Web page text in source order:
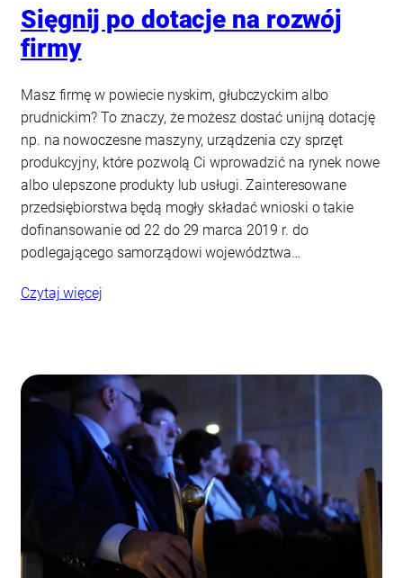
Sięgnij po dotacje na rozwój
firmy
Masz firmę w powiecie nyskim, głubczyckim albo
prudnickim? To znaczy, że możesz dostać unijną dotację
np. na nowoczesne maszyny, urządzenia czy sprzęt
produkcyjny, które pozwolą Ci wprowadzić na rynek nowe
albo ulepszone produkty lub usługi. Zainteresowane
przedsiębiorstwa będą mogły składać wnioski o takie
dofinansowanie od 22 do 29 marca 2019 r. do
podlegającego samorządowi województwa…
Czytaj więcej